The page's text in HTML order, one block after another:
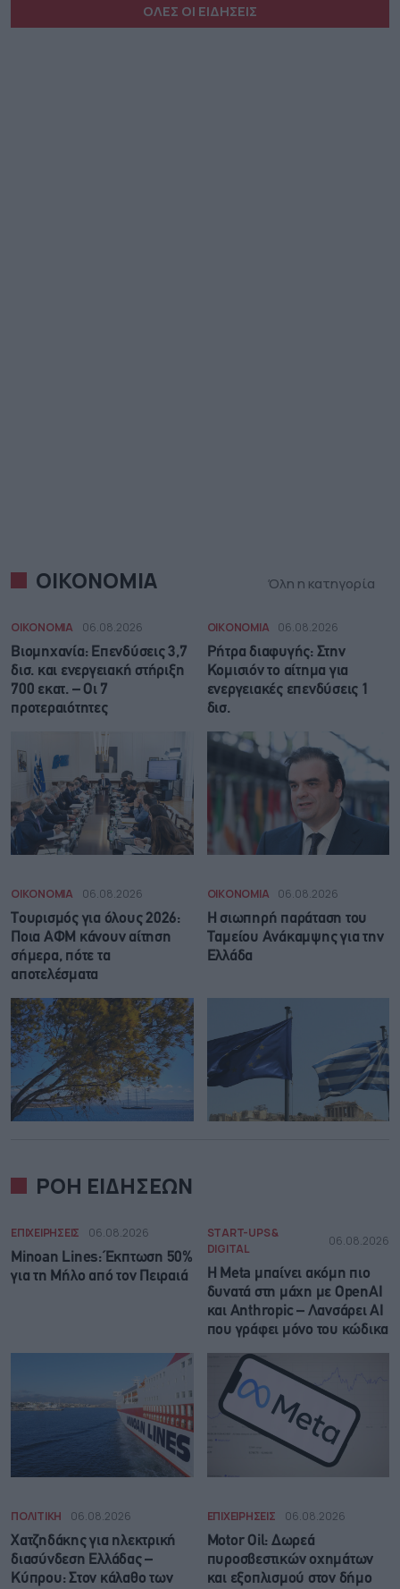
ΟΛΕΣ ΟΙ ΕΙΔΗΣΕΙΣ
ΟΙΚΟΝΟΜΙΑ Όλη η κατηγορία
ΟΙΚΟΝΟΜΙΑ 06.08.2026
Βιομηχανία: Επενδύσεις 3,7
δισ. και ενεργειακή στήριξη
700 εκατ. – Οι 7
προτεραιότητες
ΟΙΚΟΝΟΜΙΑ 06.08.2026
Ρήτρα διαφυγής: Στην
Κομισιόν το αίτημα για
ενεργειακές επενδύσεις 1
δισ.
ΟΙΚΟΝΟΜΙΑ 06.08.2026
Τουρισμός για όλους 2026:
Ποια ΑΦΜ κάνουν αίτηση
σήμερα, πότε τα
αποτελέσματα
ΟΙΚΟΝΟΜΙΑ 06.08.2026
Η σιωπηρή παράταση του
Ταμείου Ανάκαμψης για την
Ελλάδα
ΡΟΗ ΕΙΔΗΣΕΩΝ
ΕΠΙΧΕΙΡΗΣΕΙΣ 06.08.2026
Minoan Lines: Έκπτωση 50%
για τη Μήλο από τον Πειραιά
START-UPS &
DIGITAL
06.08.2026
Η Meta μπαίνει ακόμη πιο
δυνατά στη μάχη με OpenAI
και Anthropic – Λανσάρει AI
που γράφει μόνο του κώδικα
ΠΟΛΙΤΙΚΗ 06.08.2026
Χατζηδάκης για ηλεκτρική
διασύνδεση Ελλάδας –
Κύπρου: Στον κάλαθο των
ΕΠΙΧΕΙΡΗΣΕΙΣ 06.08.2026
Motor Oil: Δωρεά
πυροσβεστικών οχημάτων
και εξοπλισμού στον δήμο